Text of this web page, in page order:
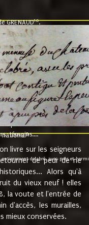
GRENAUD10.
jour du mois de
Moyriat chevalier baron
a monseigneur monsieur
Bourgogne, present et
hommes, indivisables et
Baron et ses
prix de 880 livre louis
témoins....
national9.
delabré, avec près et
livre sur les seigneurs
de peur de ne
Alors qu'à
du vieux neuf ! elles
la voute et l'entrée de
d'accès, les murailles,
mieux conservées.